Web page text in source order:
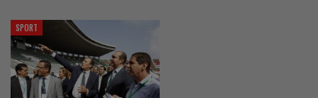
SPORT